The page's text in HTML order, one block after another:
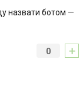
назвати ботом —
+
0